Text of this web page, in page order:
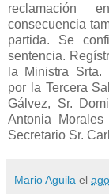
reclamación
consecuencia
partida. Se
sentencia.
la Ministra Srta.
por la Tercera
Gálvez, Sr.
Antonia
Secretario Sr.
Mario Aguila el